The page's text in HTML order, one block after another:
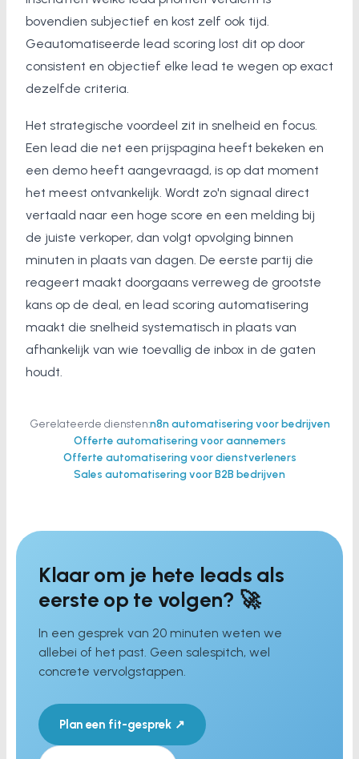
bovendien subjectief en kost zelf ook tijd.
Geautomatiseerde lead scoring lost dit op door
consistent en objectief elke lead te wegen op exact
dezelfde criteria.
Het strategische voordeel zit in snelheid en focus.
Een lead die net een prijspagina heeft bekeken en
een demo heeft aangevraagd, is op dat moment
het meest ontvankelijk. Wordt zo'n signaal direct
vertaald naar een hoge score en een melding bij
de juiste verkoper, dan volgt opvolging binnen
minuten in plaats van dagen. De eerste partij die
reageert maakt doorgaans verreweg de grootste
kans op de deal, en lead scoring automatisering
maakt die snelheid systematisch in plaats van
afhankelijk van wie toevallig de inbox in de gaten
houdt.
Gerelateerde diensten:n8n automatisering voor bedrijven
Offerte automatisering voor aannemers
Offerte automatisering voor dienstverleners
Sales automatisering voor B2B bedrijven
Klaar om je hete leads als
eerste op te volgen? 🚀
In een gesprek van 20 minuten weten we
allebei of het past. Geen salespitch, wel
concrete vervolgstappen.
Plan een fit-gesprek ↗